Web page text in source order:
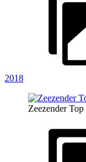
2018
Zeezender